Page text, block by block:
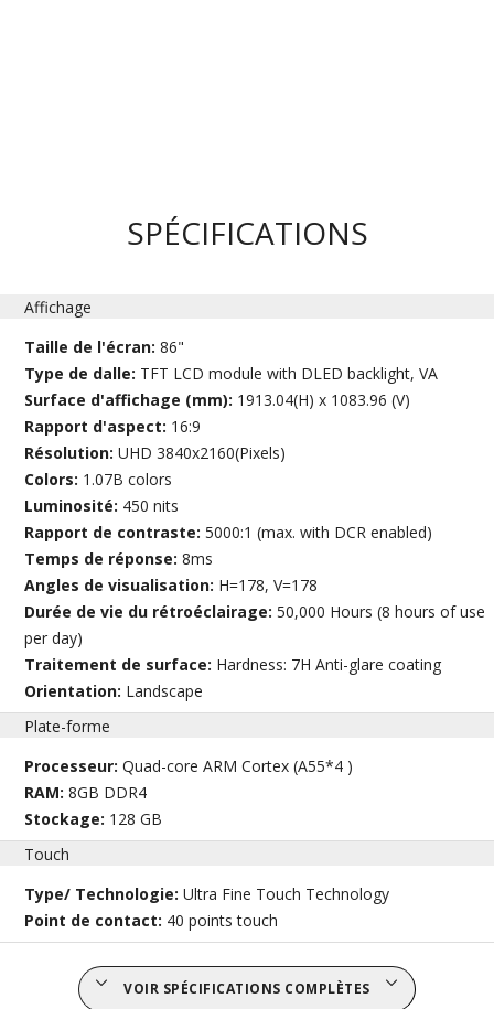
SPÉCIFICATIONS
Affichage
Taille de l'écran:86"
Type de dalle: TFT LCD module with DLED backlight, VA
Surface d'affichage (mm): 1913.04(H) x 1083.96 (V)
Rapport d'aspect: 16:9
Résolution:UHD 3840x2160(Pixels)
Colors: 1.07B colors
Luminosité: 450 nits
Rapport de contraste:5000:1 (max. with DCR enabled)
Temps de réponse:8ms
Angles de visualisation: H=178, V=178
Durée de vie du rétroéclairage:50,000 Hours (8 hours of use
per day)
Traitement de surface: Hardness: 7H Anti-glare coating
Orientation: Landscape
Plate-forme
Processeur:Quad-core ARM Cortex (A55*4 )
RAM:8GB DDR4
Stockage: 128 GB
Touch
Type/ Technologie:Ultra Fine Touch Technology
Point de contact: 40 points touch
VOIR SPÉCIFICATIONS COMPLÈTES